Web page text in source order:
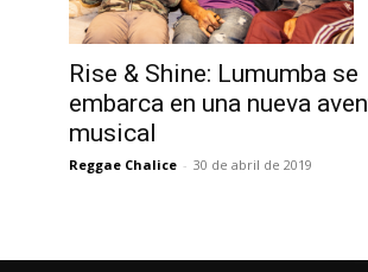
Rise & Shine: Lumumba se
embarca en una nueva
musical
Reggae Chalice - 30 de abril de 2019